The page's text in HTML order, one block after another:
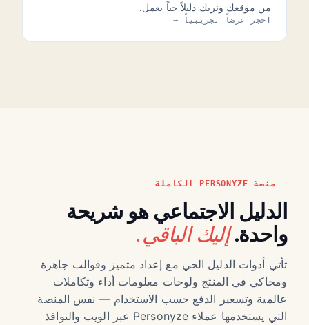
من موقعك ونريك دليلاً حياً يعمل.
احجز عرضاً تجريبياً →
منصة PERSONYZE الكاملة
الدليل الاجتماعي هو شريحة
واحدة.إليك الباقي.
تأتي أدوات الدليل الحي مع إعداد متميز وقوالب جاهزة
ومحاكي في المنتج ولوحات معلومات أداء وتكاملات
عالمية وتسعير الدفع حسب الاستخدام — نفس المنصة
التي يستخدمها عملاء Personyze عبر الويب والنوافذ